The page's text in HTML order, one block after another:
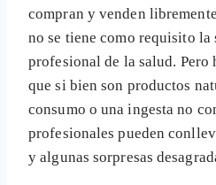
compran y venden
no se tiene como requisito la
profesional de la salud. Pero
que si bien son productos
consumo o una ingesta no
profesionales pueden
y algunas sorpresas